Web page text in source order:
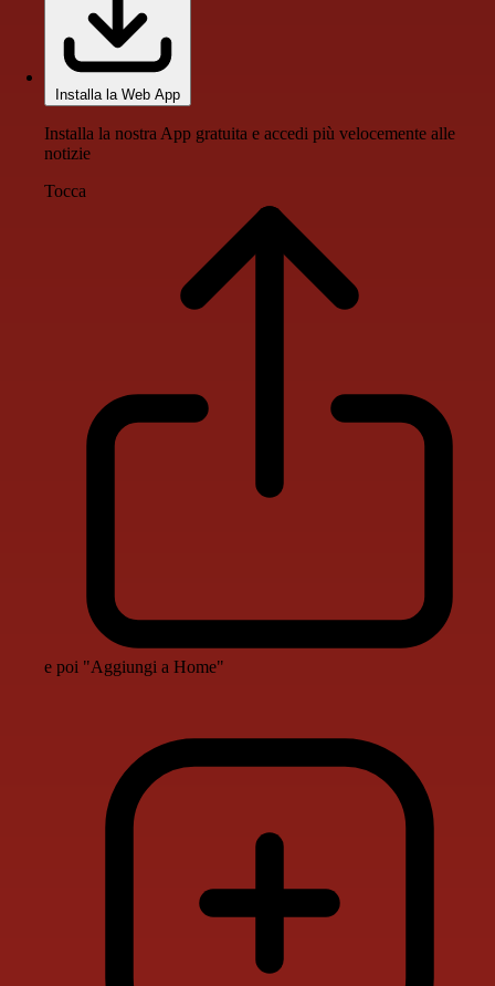
Installa la Web App
Installa la nostra App gratuita e accedi più velocemente alle
notizie
Tocca
e poi "Aggiungi a Home"